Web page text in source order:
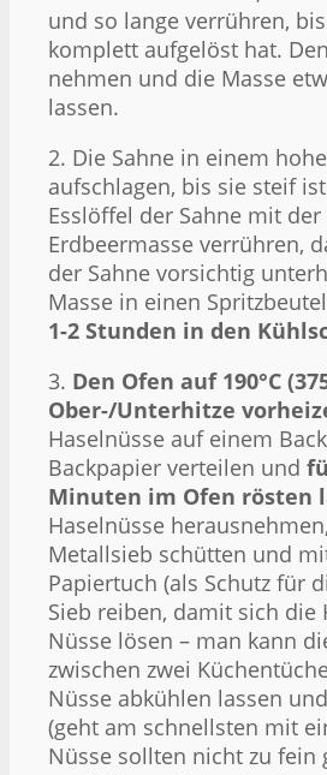
und so lange verrühren,
komplett aufgelöst hat.
nehmen und die Masse
lassen.
2. Die Sahne in einem
aufschlagen, bis sie steif
Esslöffel der Sahne mit
Erdbeermasse verrühren,
der Sahne vorsichtig
Masse in einen
1-2 Stunden in den
3. Den Ofen auf 190°C
Ober-/Unterhitze
Haselnüsse auf einem
Backpapier verteilen und
Minuten im Ofen rösten
Haselnüsse
Metallsieb schütten und
Papiertuch (als Schutz für
Sieb reiben, damit sich die
Nüsse lösen – man kann
zwischen zwei
Nüsse abkühlen lassen
(geht am schnellsten mit
Nüsse sollten nicht zu fein